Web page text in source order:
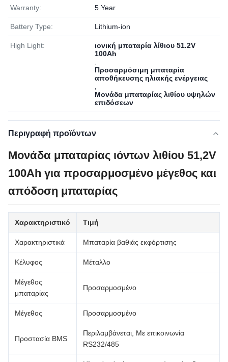
Warranty: 5 Year
Battery Type: Lithium-ion
High Light:
ιονική μπαταρία λίθιου 51.2V
100Ah
Προσαρμόσιμη μπαταρία
αποθήκευσης ηλιακής ενέργειας
Μονάδα μπαταρίας λιθίου υψηλών
επιδόσεων
Περιγραφή προϊόντων
Μονάδα μπαταρίας ιόντων λιθίου 51,2V
100Ah για προσαρμοσμένο μέγεθος και
απόδοση μπαταρίας
Χαρακτηριστικό Τιμή
Χαρακτηριστικά Μπαταρία βαθιάς εκφόρτισης
Κέλυφος Μέταλλο
Μέγεθος
μπαταρίας
Προσαρμοσμένο
Μέγεθος Προσαρμοσμένο
Προστασία BMS
Περιλαμβάνεται, Με επικοινωνία
RS232/485